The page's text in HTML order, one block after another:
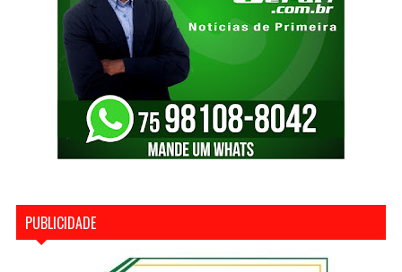
PUBLICIDADE